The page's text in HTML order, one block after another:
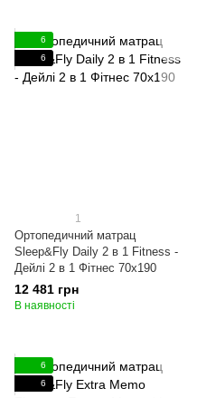
6
6
1
Ортопедичний матрац
Sleep&Fly Daily 2 в 1 Fitness -
Дейлі 2 в 1 Фітнес 70x190
12 481 грн
В наявності
6
6